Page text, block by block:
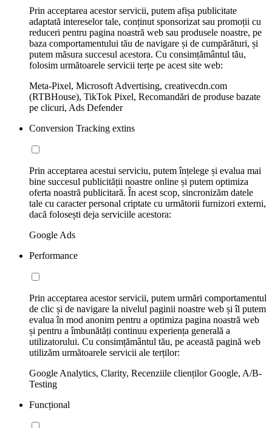
Prin acceptarea acestor servicii, putem afișa publicitate
adaptată intereselor tale, conținut sponsorizat sau promoții cu
reduceri pentru pagina noastră web sau produsele noastre, pe
baza comportamentului tău de navigare și de cumpărături, și
putem măsura succesul acestora. Cu consimțământul tău,
folosim următoarele servicii terțe pe acest site web:
Meta-Pixel, Microsoft Advertising, creativecdn.com
(RTBHouse), TikTok Pixel, Recomandări de produse bazate
pe clicuri, Ads Defender
Conversion Tracking extins
Prin acceptarea acestui serviciu, putem înțelege și evalua mai
bine succesul publicității noastre online și putem optimiza
oferta noastră publicitară. În acest scop, sincronizăm datele
tale cu caracter personal criptate cu următorii furnizori externi,
dacă folosești deja serviciile acestora:
Google Ads
Performance
Prin acceptarea acestor servicii, putem urmări comportamentul
de clic și de navigare la nivelul paginii noastre web și îl putem
evalua în mod anonim pentru a optimiza pagina noastră web
și pentru a îmbunătăți continuu experiența generală a
utilizatorului. Cu consimțământul tău, pe această pagină web
utilizăm următoarele servicii ale terților:
Google Analytics, Clarity, Recenziile clienților Google, A/B-
Testing
Funcțional